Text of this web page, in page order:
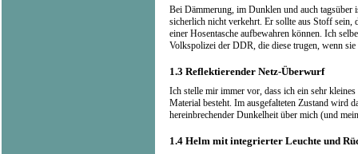
Bei Dämmerung, im Dunklen und auch
sicherlich nicht verkehrt. Er sollte aus Stoff sein,
einer Hosentasche aufbewahren können. Ich
Volkspolizei der DDR, die diese trugen, wenn
1.3 Reflektierender Netz-Überwurf
Ich stelle mir immer vor, dass ich ein sehr
Material besteht. Im ausgefalteten Zustand wird
hereinbrechender Dunkelheit über mich (und
1.4 Helm mit integrierter Leuchte und